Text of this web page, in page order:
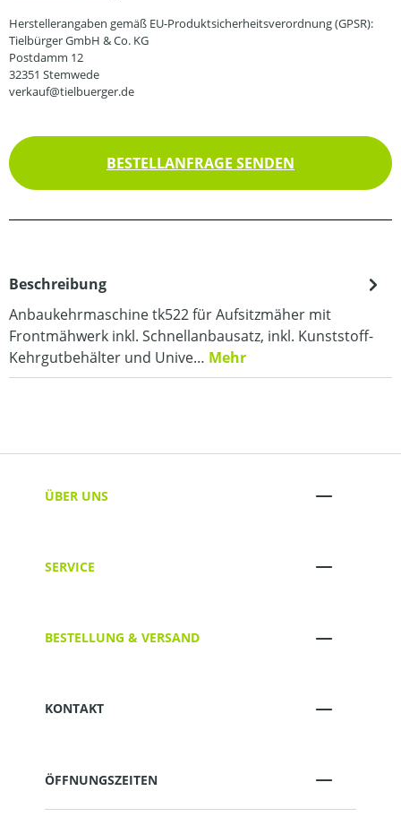
Herstellerangaben gemäß EU-Produktsicherheitsverordnung (GPSR):
Tielbürger GmbH & Co. KG
Postdamm 12
32351 Stemwede
verkauf@tielbuerger.de
BESTELLANFRAGE SENDEN
Beschreibung
Anbaukehrmaschine tk522 für Aufsitzmäher mit
Frontmähwerk inkl. Schnellanbausatz, inkl. Kunststoff-
Kehrgutbehälter und Unive… Mehr
ÜBER UNS
SERVICE
BESTELLUNG & VERSAND
KONTAKT
ÖFFNUNGSZEITEN